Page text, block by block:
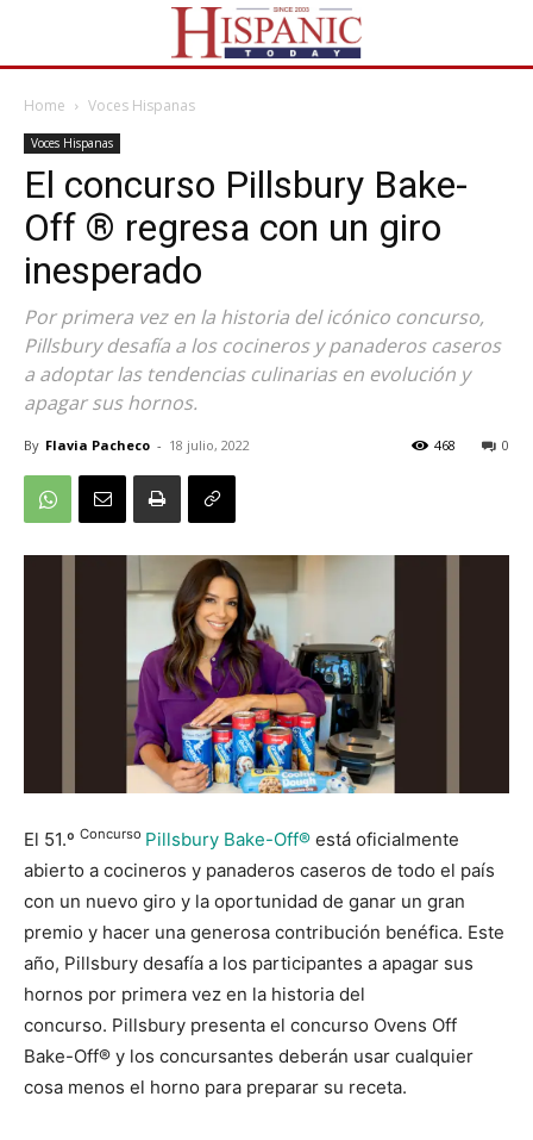
Home Voces Hispanas
Voces Hispanas
El concurso Pillsbury Bake-
Off ® regresa con un giro
inesperado
Por primera vez en la historia del icónico concurso,
Pillsbury desafía a los cocineros y panaderos caseros
a adoptar las tendencias culinarias en evolución y
apagar sus hornos.
By Flavia Pacheco - 18 julio, 2022 0
468
El 51.º Concurso Pillsbury Bake-Off® está oficialmente
abierto a cocineros y panaderos caseros de todo el país
con un nuevo giro y la oportunidad de ganar un gran
premio y hacer una generosa contribución benéfica. Este
año, Pillsbury desafía a los participantes a apagar sus
hornos por primera vez en la historia del
concurso. Pillsbury presenta el concurso Ovens Off
Bake-Off® y los concursantes deberán usar cualquier
cosa menos el horno para preparar su receta.